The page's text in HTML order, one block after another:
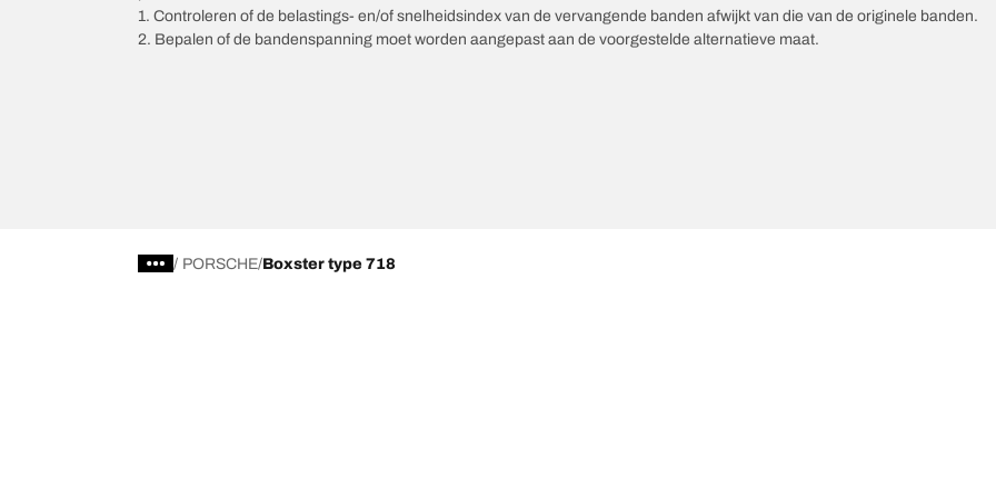
1. Controleren of de belastings- en/of snelheidsindex van de vervangende banden afwijkt van die van de originele banden.
2. Bepalen of de bandenspanning moet worden aangepast aan de voorgestelde alternatieve maat.
/ PORSCHE Boxster type 718